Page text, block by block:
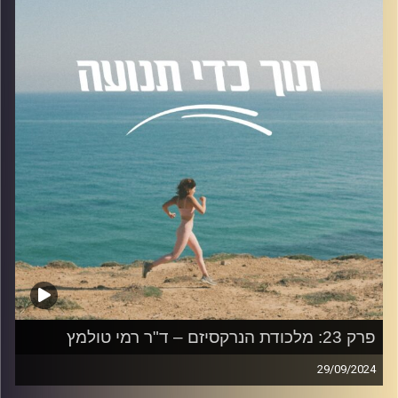
הנחיות לפעילות גופנית לכל גיל, החשיבות של פעילות גופנית
בגיל השלישי, המינון לשימור שיפור ומניעת דעיכה, מודל
ליצירת שינוי ועוד.
להצטרפות לקבוצת הוואטספ שלנו "קהילת הפודקאסט- תוך
כדי תנועה", בה עולים תכנים רלוונטיים מהפרק, שאלות שלכם
ואתגרים למיניהם.
לחצו על
https://chat.whatsapp.com/Hljd0SDhfaqG6bdvrqVQrB
האזנה נעימה!
קרדיט תמונות:AudioVersity
פרק 23: מלכודת הנרקסיזם – ד"ר רמי טולמץ
29/09/2024